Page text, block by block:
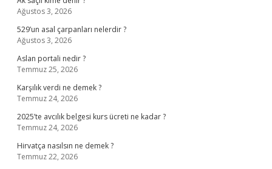
Ağustos 3, 2026
529’un asal çarpanları nelerdir ?
Ağustos 3, 2026
Aslan portali nedir ?
Temmuz 25, 2026
Karşılık verdi ne demek ?
Temmuz 24, 2026
2025’te avcılık belgesi kurs ücreti ne kadar ?
Temmuz 24, 2026
Hirvatça nasılsın ne demek ?
Temmuz 22, 2026